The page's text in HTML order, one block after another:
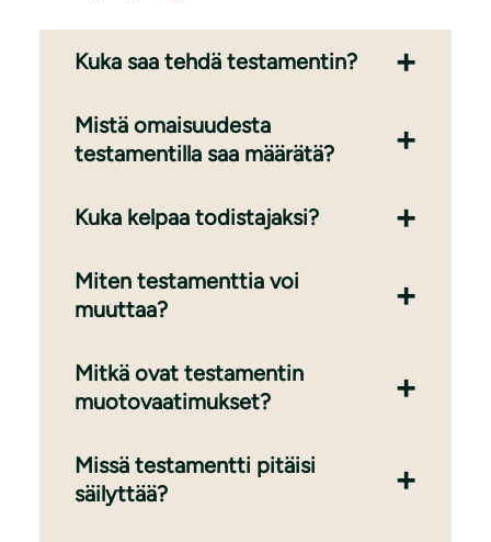
Kuka saa tehdä testamentin?
Mistä omaisuudesta
testamentilla saa määrätä?
Kuka kelpaa todistajaksi?
Miten testamenttia voi
muuttaa?
Mitkä ovat testamentin
muotovaatimukset?
Missä testamentti pitäisi
säilyttää?